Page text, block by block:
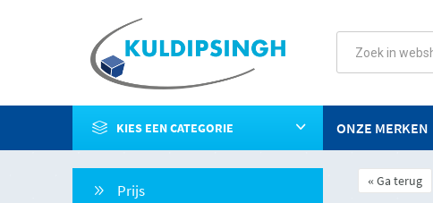
KIES EEN CATEGORIE ONZE MERKEN
Ga terug
Prijs